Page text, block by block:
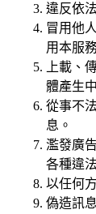
違反依
冒用他
用本服
上載、
體產生
從事不
息。
濫發廣
各種違
以任何
偽造訊